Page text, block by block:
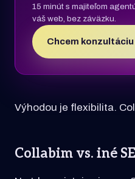
15 minút s majiteľom
váš web, bez záväzku.
Chcem konzultáciu
Výhodou je flexibilita.
Collabim vs. iné